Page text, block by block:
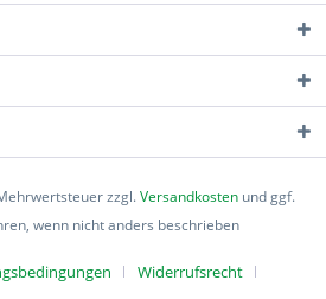
zzgl.Versandkosten und ggf.
wenn nicht anders beschrieben
Widerrufsrecht